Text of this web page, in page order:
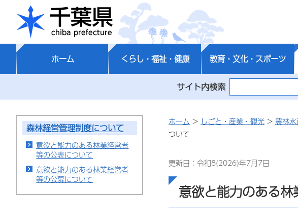
千葉県
ホーム くらし・福祉・健康 教育・文化・スポーツ
サイト内検索
森林経営管理制度について
意欲と能力のある林業経営者
等の公表について
意欲と能力のある林業経営者
等の公募について
ホーム > しごと・産業・観光 > 農林
ついて
更新日：令和8(2026)年7月7日
意欲と能力のある